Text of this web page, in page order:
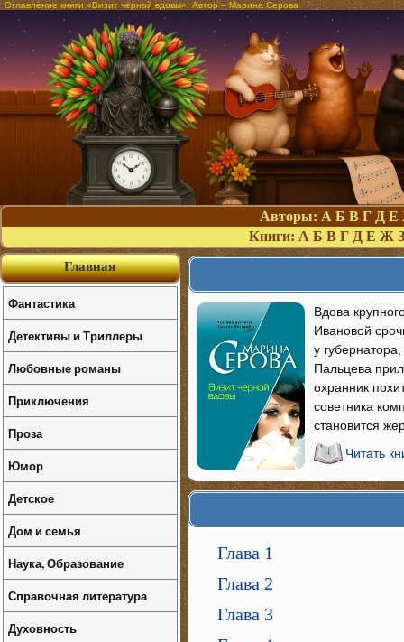
Оглавление книги «Визит черной вдовы». Автор – Марина Серова
Авторы: А Б В Г Д Е
Книги: А Б В Г Д Е Ж З
Вдова
Ивановой
у
Пальцева
охранник
советника
становится
Читать
Глава 1
Глава 2
Глава 3
Главная
Фантастика
Детективы и Триллеры
Любовные романы
Приключения
Проза
Юмор
Детское
Дом и семья
Наука, Образование
Справочная литература
Духовность